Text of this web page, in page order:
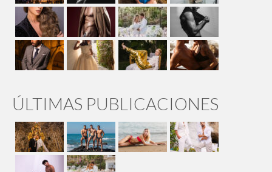
ÚLTIMAS PUBLICACIONES